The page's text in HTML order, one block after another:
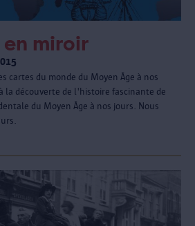
en miroir
cartes du monde du Moyen Âge à nos
la découverte de l'histoire fascinante de
du Moyen Âge à nos jours. Nous